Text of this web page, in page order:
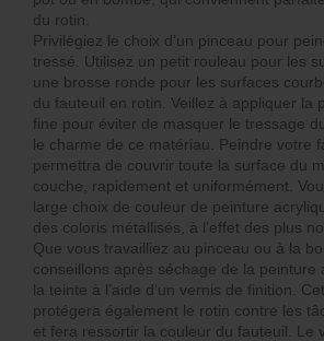
du rotin.
Privilégiez le choix d’un pinceau pour
tressé. Utilisez un petit rouleau pour les
une brosse ronde pour les surfaces
du fauteuil en rotin. Veillez à appliquer la
fine pour éviter de masquer le tressage
le charme de ce matériau. Peindre votre
permettra de couvrir toute la surface du
couche, rapidement et uniformément.
large choix de couleur de peinture
des coloris métallisés, à l’effet des plus
Que vous travailliez au pinceau ou à la
conseillons après séchage de la peinture
la teinte à l’aide d’un vernis de finition.
protégera également le rotin contre les
et fera ressortir la couleur du fauteuil. Le